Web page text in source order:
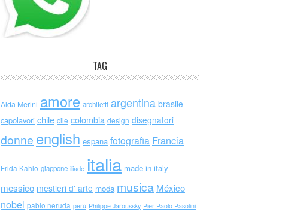
TAG
Alda Merini amore architetti argentina brasile
capolavori chile cile colombia design disegnatori
donne english espana fotografia Francia
Frida Kahlo giappone iliade italia made in italy
messico mestieri d' arte moda musica México
nobel pablo neruda perù Philippe Jaroussky Pier Paolo Pasolini